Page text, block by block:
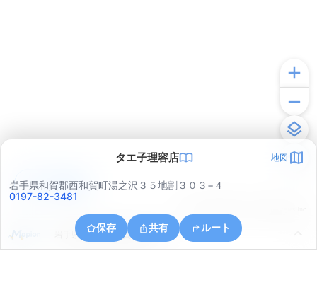
タエ子理容店 地図
岩手県和賀郡西和賀町湯之沢３５地割３０３−４
0197-82-3481
保存 共有 ルート
岩手県和賀郡西和賀町湯之沢
アプリで見る